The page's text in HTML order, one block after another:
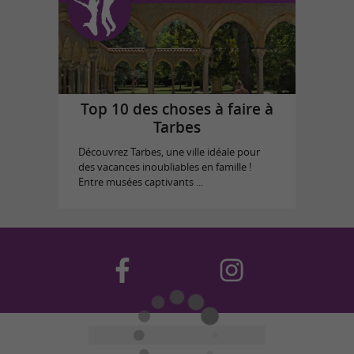
Top 10 des choses à faire à
Tarbes
Découvrez Tarbes, une ville idéale pour
des vacances inoubliables en famille !
Entre musées captivants ...